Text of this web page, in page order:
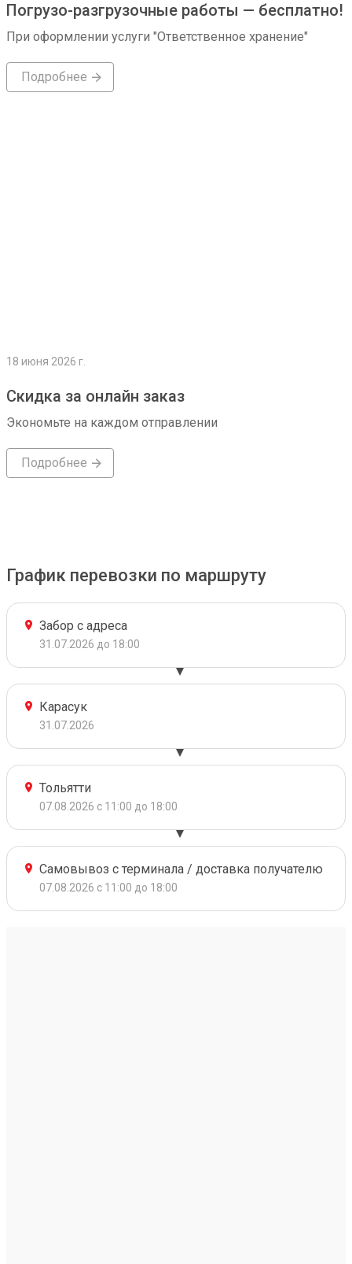
Погрузо-разгрузочные работы — бесплатно!
При оформлении услуги "Ответственное хранение"
Подробнее
18 июня 2026 г.
Скидка за онлайн заказ
Экономьте на каждом отправлении
Подробнее
График перевозки по маршруту
Забор с адреса
31.07.2026 до 18:00
Карасук
31.07.2026
Тольятти
07.08.2026 с 11:00 до 18:00
Самовывоз с терминала / доставка получателю
07.08.2026 с 11:00 до 18:00